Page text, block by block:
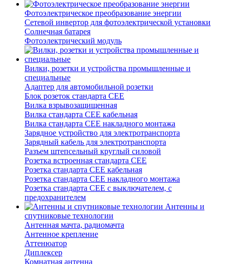
Фотоэлектрическое преобразование энергии
Сетевой инвертор для фотоэлектрической установки
Солнечная батарея
Фотоэлектрический модуль
Вилки, розетки и устройства промышленные и
специальные
Адаптер для автомобильной розетки
Блок розеток стандарта CEE
Вилка взрывозащищенная
Вилка стандарта CEE кабельная
Вилка стандарта CEE накладного монтажа
Зарядное устройство для электротранспорта
Зарядный кабель для электротранспорта
Разъем штепсельный круглый силовой
Розетка встроенная стандарта CEE
Розетка стандарта СЕЕ кабельная
Розетка стандарта СЕЕ накладного монтажа
Розетка стандарта СЕЕ с выключателем, с
предохранителем
Антенны и
спутниковые технологии
Антенная мачта, радиомачта
Антенное крепление
Аттенюатор
Диплексер
Комнатная антенна